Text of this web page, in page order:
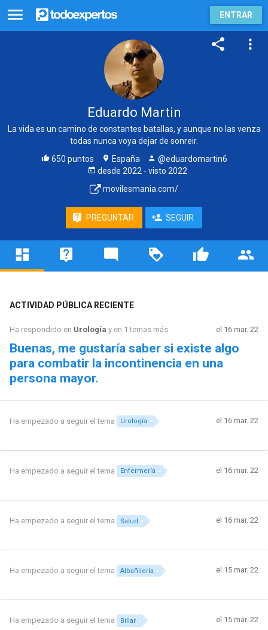
ENTRAR
Eduardo Martin
La vida es un camino de constantes batallas, y aunque no las venza
todas nunca voya dejar de sonreir.
650 puntos
España
@eduardomartin6
desde 2022 - visto 2022
movilesmania.com/
PREGUNTAR SEGUIR
ACTIVIDAD PÚBLICA RECIENTE
Ha respondido en Urología y en 1 temas más el 16 mar. 22
Buenas, me gustaría saber si existe algo
para combatir la incontinencia en una
persona mayor.
Ha empezado a seguir el tema Urología el 16 mar. 22
Ha empezado a seguir el tema Enfermería el 16 mar. 22
Ha empezado a seguir el tema Salud el 16 mar. 22
Ha empezado a seguir el tema Albañilería el 15 mar. 22
Ha empezado a seguir el tema Billar el 15 mar. 22